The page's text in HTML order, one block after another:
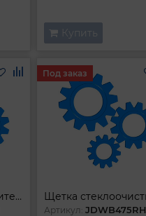
Купить
Щетка стеклоочистителя гибридная
Артикул:JDWB475RH
Под заказ